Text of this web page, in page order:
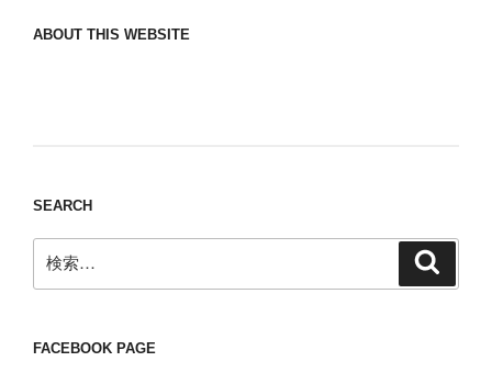
ABOUT THIS WEBSITE
SEARCH
索:
FACEBOOK PAGE